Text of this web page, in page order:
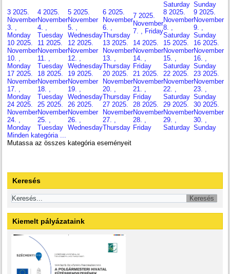
Saturday Sunday
3 2025.
November
3. ,
Monday
4 2025.
November
4. ,
Tuesday
5 2025.
November
5. ,
Wednesday
6 2025.
November
6. ,
Thursday
7 2025.
November
7. , Friday
8 2025.
November
8. ,
Saturday
9 2025.
November
9. ,
Sunday
10 2025.
November
10. ,
Monday
11 2025.
November
11. ,
Tuesday
12 2025.
November
12. ,
Wednesday
13 2025.
November
13. ,
Thursday
14 2025.
November
14. ,
Friday
15 2025.
November
15. ,
Saturday
16 2025.
November
16. ,
Sunday
17 2025.
November
17. ,
Monday
18 2025.
November
18. ,
Tuesday
19 2025.
November
19. ,
Wednesday
20 2025.
November
20. ,
Thursday
21 2025.
November
21. ,
Friday
22 2025.
November
22. ,
Saturday
23 2025.
November
23. ,
Sunday
24 2025.
November
24. ,
Monday
25 2025.
November
25. ,
Tuesday
26 2025.
November
26. ,
Wednesday
27 2025.
November
27. ,
Thursday
28 2025.
November
28. ,
Friday
29 2025.
November
29. ,
Saturday
30 2025.
November
30. ,
Sunday
Minden kategória ...
Mutassa az összes kategória eseményeit
Keresés
Kiemelt pályázataink